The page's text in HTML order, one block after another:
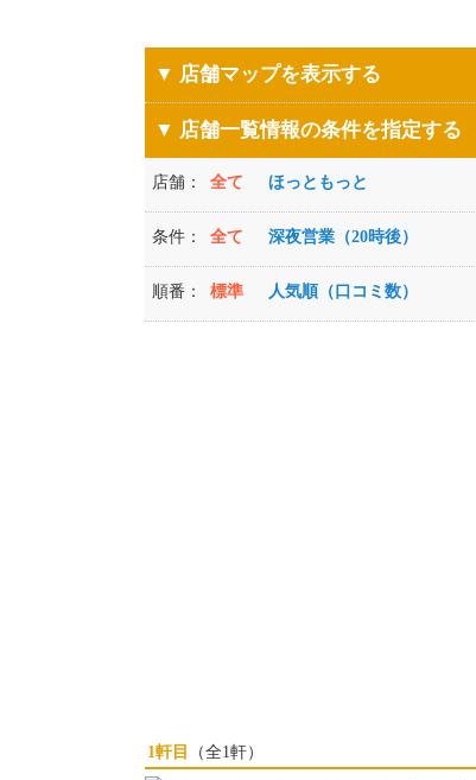
▼ 店舗マップを表示する
▼ 店舗一覧情報の条件を指定する
店舗： 全て ほっともっと
条件： 全て 深夜営業（20時後）
順番： 標準 人気順（口コミ数）
1軒目 （全1軒）